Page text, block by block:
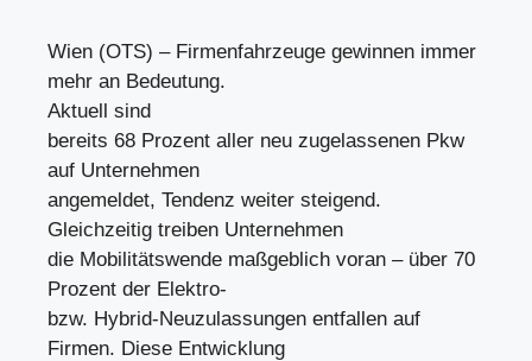
Wien (OTS) – Firmenfahrzeuge gewinnen immer
mehr an Bedeutung.
Aktuell sind
bereits 68 Prozent aller neu zugelassenen Pkw
auf Unternehmen
angemeldet, Tendenz weiter steigend.
Gleichzeitig treiben Unternehmen
die Mobilitätswende maßgeblich voran – über 70
Prozent der Elektro-
bzw. Hybrid-Neuzulassungen entfallen auf
Firmen. Diese Entwicklung